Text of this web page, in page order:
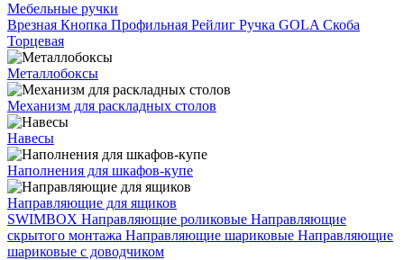
Мебельные ручки
Врезная Кнопка Профильная Рейлиг Ручка GOLA Скоба
Торцевая
Металлобоксы
Механизм для раскладных столов
Навесы
Наполнения для шкафов-купе
Направляющие для ящиков
SWIMBOX Направляющие роликовые Направляющие
скрытого монтажа Направляющие шариковые Направляющие
шариковые с доводчиком